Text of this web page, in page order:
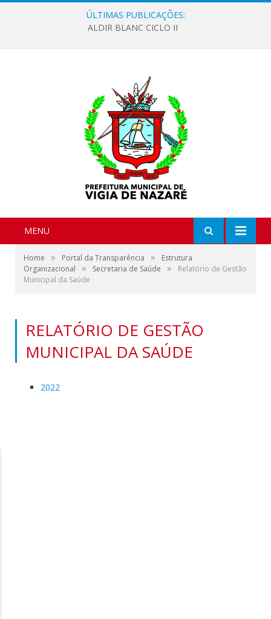
ÚLTIMAS PUBLICAÇÕES:
ALDIR BLANC CICLO II
MENU
Home » Portal da Transparência »
Estrutura
Organizacional
» Secretaria de Saúde »
Relatório de Gestão
Municipal da Saúde
RELATÓRIO DE GESTÃO
MUNICIPAL DA SAÚDE
2022